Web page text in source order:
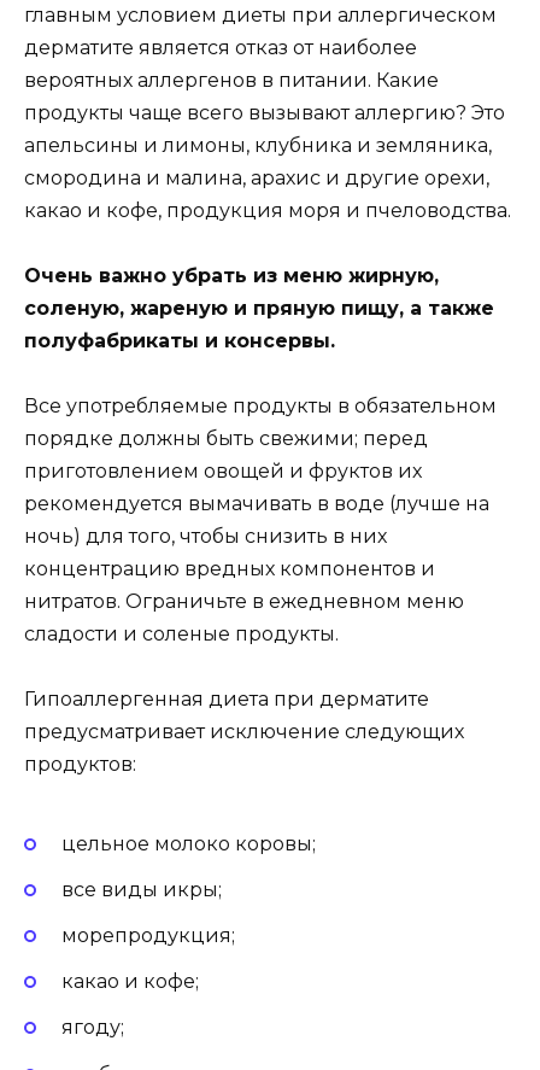
главным условием диеты при аллергическом
дерматите является отказ от наиболее
вероятных аллергенов в питании. Какие
продукты чаще всего вызывают аллергию? Это
апельсины и лимоны, клубника и земляника,
смородина и малина, арахис и другие орехи,
какао и кофе, продукция моря и пчеловодства.
Очень важно убрать из меню жирную,
соленую, жареную и пряную пищу, а также
полуфабрикаты и консервы.
Все употребляемые продукты в обязательном
порядке должны быть свежими; перед
приготовлением овощей и фруктов их
рекомендуется вымачивать в воде (лучше на
ночь) для того, чтобы снизить в них
концентрацию вредных компонентов и
нитратов. Ограничьте в ежедневном меню
сладости и соленые продукты.
Гипоаллергенная диета при дерматите
предусматривает исключение следующих
продуктов:
цельное молоко коровы;
все виды икры;
морепродукция;
какао и кофе;
ягоду;